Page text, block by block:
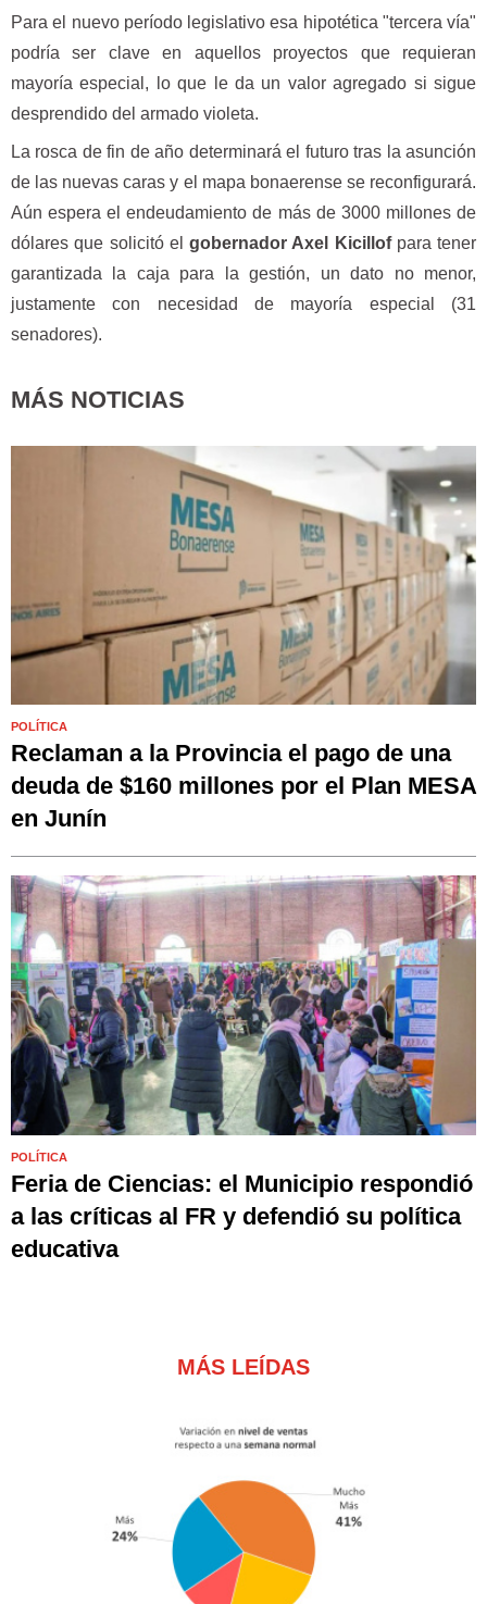
Para el nuevo período legislativo esa hipotética "tercera vía"
podría ser clave en aquellos proyectos que requieran
mayoría especial, lo que le da un valor agregado si sigue
desprendido del armado violeta.
La rosca de fin de año determinará el futuro tras la asunción
de las nuevas caras y el mapa bonaerense se reconfigurará.
Aún espera el endeudamiento de más de 3000 millones de
dólares que solicitó el gobernador Axel Kicillof para tener
garantizada la caja para la gestión, un dato no menor,
justamente con necesidad de mayoría especial (31
senadores).
MÁS NOTICIAS
POLÍTICA
Reclaman a la Provincia el pago de una
deuda de $160 millones por el Plan MESA
en Junín
POLÍTICA
Feria de Ciencias: el Municipio respondió
a las críticas al FR y defendió su política
educativa
MÁS LEÍDAS